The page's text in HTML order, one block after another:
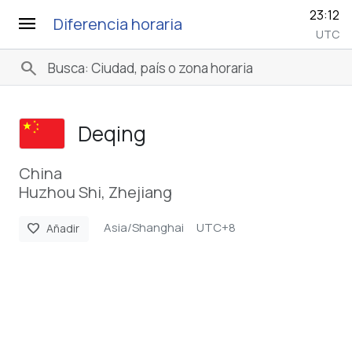
menu Diferencia horaria 23:12
UTC
search
Deqing
China
Huzhou Shi, Zhejiang
favorite Añadir Asia/Shanghai UTC+8